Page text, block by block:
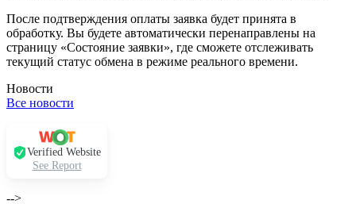
После подтверждения оплаты заявка будет принята в
обработку. Вы будете автоматически перенаправлены на
страницу «Состояние заявки», где сможете отслеживать
текущий статус обмена в режиме реального времени.
Новости
Все новости
Verified Website
See Report
-->